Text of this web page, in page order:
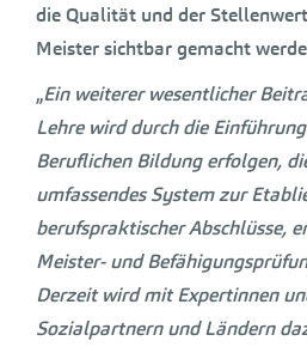
die Qualität und der
Meister sichtbar gemacht
„Ein weiterer wesentlicher
Lehre wird durch die
Beruflichen Bildung erfolgen,
umfassendes System zur
berufspraktischer Abschlüsse,
Meister- und
Derzeit wird mit Expertinnen
Sozialpartnern und Ländern